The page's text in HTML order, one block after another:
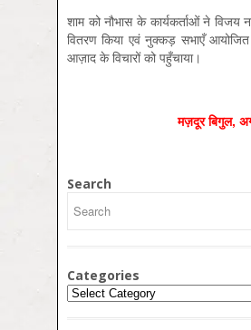
शाम को नौभास के कार्यकर्ताओं ने विजय
वितरण किया एवं नुक्‍कड़ सभाएँ
आज़ाद के विचारों को पहुँचाया।
मज़दूर बिगुल,
Search
Categories
Categories